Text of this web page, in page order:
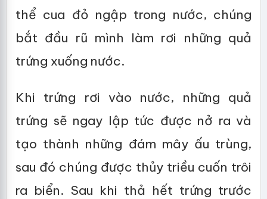
thể cua đỏ ngập trong nước, chúng
bắt đầu rũ mình làm rơi những quả
trứng xuống nước.
Khi trứng rơi vào nước, những quả
trứng sẽ ngay lập tức được nở ra và
tạo thành những đám mây ấu trùng,
sau đó chúng được thủy triều cuốn trôi
ra biển. Sau khi thả hết trứng trước